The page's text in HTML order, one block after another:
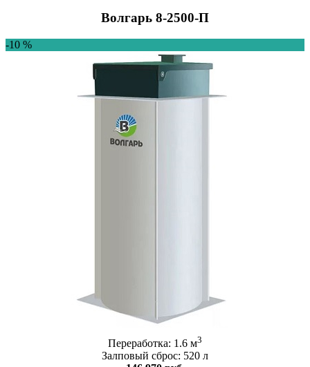
Волгарь 8-2500-П
-10 %
Переработка: 1.6 м3
Залповый сброс: 520 л